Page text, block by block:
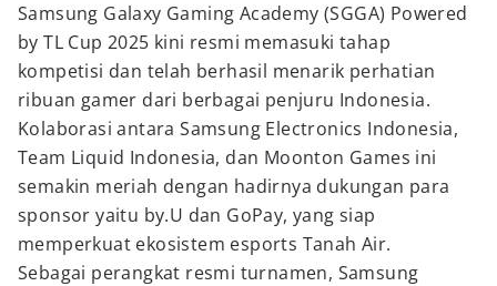
Samsung Galaxy Gaming Academy (SGGA) Powered
by TL Cup 2025 kini resmi memasuki tahap
kompetisi dan telah berhasil menarik perhatian
ribuan gamer dari berbagai penjuru Indonesia.
Kolaborasi antara Samsung Electronics Indonesia,
Team Liquid Indonesia, dan Moonton Games ini
semakin meriah dengan hadirnya dukungan para
sponsor yaitu by.U dan GoPay, yang siap
memperkuat ekosistem esports Tanah Air.
Sebagai perangkat resmi turnamen, Samsung